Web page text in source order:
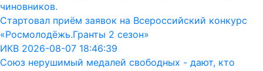
чиновников.
Стартовал приём заявок на Всероссийский конкурс
«Росмолодёжь.Гранты 2 сезон»
ИКВ 2026-08-07 18:46:39
Союз нерушимый медалей свободных - дают, кто